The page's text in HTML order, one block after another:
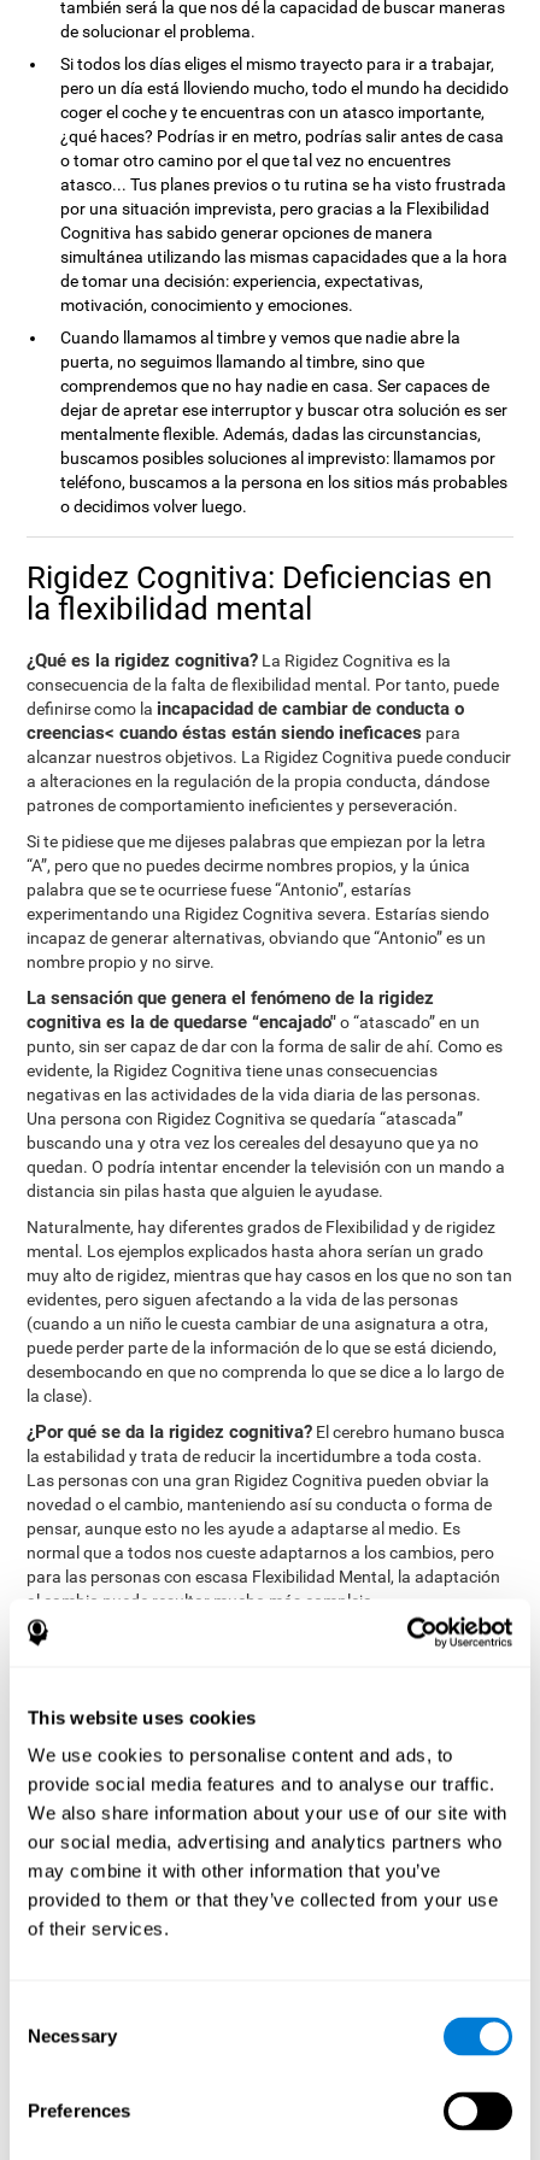
This website uses cookies
We use cookies to personalise content and ads, to
provide social media features and to analyse our traffic.
We also share information about your use of our site with
our social media, advertising and analytics partners who
may combine it with other information that you’ve
provided to them or that they’ve collected from your use
of their services.
Selection
Necessary
Preferences
también será la que nos dé la capacidad de buscar maneras
de solucionar el problema.
Si todos los días eliges el mismo trayecto para ir a trabajar,
pero un día está lloviendo mucho, todo el mundo ha decidido
coger el coche y te encuentras con un atasco importante,
¿qué haces? Podrías ir en metro, podrías salir antes de casa
o tomar otro camino por el que tal vez no encuentres
atasco... Tus planes previos o tu rutina se ha visto frustrada
por una situación imprevista, pero gracias a la Flexibilidad
Cognitiva has sabido generar opciones de manera
simultánea utilizando las mismas capacidades que a la hora
de tomar una decisión: experiencia, expectativas,
motivación, conocimiento y emociones.
Cuando llamamos al timbre y vemos que nadie abre la
puerta, no seguimos llamando al timbre, sino que
comprendemos que no hay nadie en casa. Ser capaces de
dejar de apretar ese interruptor y buscar otra solución es ser
mentalmente flexible. Además, dadas las circunstancias,
buscamos posibles soluciones al imprevisto: llamamos por
teléfono, buscamos a la persona en los sitios más probables
o decidimos volver luego.
Rigidez Cognitiva: Deficiencias en
la flexibilidad mental
¿Qué es la rigidez cognitiva? La Rigidez Cognitiva es la
consecuencia de la falta de flexibilidad mental. Por tanto, puede
definirse como la incapacidad de cambiar de conducta o
creencias< cuando éstas están siendo ineficaces para
alcanzar nuestros objetivos. La Rigidez Cognitiva puede conducir
a alteraciones en la regulación de la propia conducta, dándose
patrones de comportamiento ineficientes y perseveración.
Si te pidiese que me dijeses palabras que empiezan por la letra
“A”, pero que no puedes decirme nombres propios, y la única
palabra que se te ocurriese fuese “Antonio”, estarías
experimentando una Rigidez Cognitiva severa. Estarías siendo
incapaz de generar alternativas, obviando que “Antonio” es un
nombre propio y no sirve.
La sensación que genera el fenómeno de la rigidez
cognitiva es la de quedarse “encajado"o “atascado” en un
punto, sin ser capaz de dar con la forma de salir de ahí. Como es
evidente, la Rigidez Cognitiva tiene unas consecuencias
negativas en las actividades de la vida diaria de las personas.
Una persona con Rigidez Cognitiva se quedaría “atascada”
buscando una y otra vez los cereales del desayuno que ya no
quedan. O podría intentar encender la televisión con un mando a
distancia sin pilas hasta que alguien le ayudase.
Naturalmente, hay diferentes grados de Flexibilidad y de rigidez
mental. Los ejemplos explicados hasta ahora serían un grado
muy alto de rigidez, mientras que hay casos en los que no son tan
evidentes, pero siguen afectando a la vida de las personas
(cuando a un niño le cuesta cambiar de una asignatura a otra,
puede perder parte de la información de lo que se está diciendo,
desembocando en que no comprenda lo que se dice a lo largo de
la clase).
¿Por qué se da la rigidez cognitiva? El cerebro humano busca
la estabilidad y trata de reducir la incertidumbre a toda costa.
Las personas con una gran Rigidez Cognitiva pueden obviar la
novedad o el cambio, manteniendo así su conducta o forma de
pensar, aunque esto no les ayude a adaptarse al medio. Es
normal que a todos nos cueste adaptarnos a los cambios, pero
para las personas con escasa Flexibilidad Mental, la adaptación
al cambio puede resultar mucho más compleja.
La perseveración está asociada específicamente a la
sido planificadas, pero que ya no se ajustan al logro de los
Trastornos o patologías asociados
a una flexibilidad cognitiva
deficiente o rigidez mental
Es bastante frecuente encontrar rigidez cognitiva en muchos
trastornos, ya sea porque se altera directamente la flexibilidad
De este modo, podemos encontrar rigidez cognitiva, o flexibilidad
cognitiva disminuida, en una importante variedad de trastornos
traumatismo
craneoencefálico